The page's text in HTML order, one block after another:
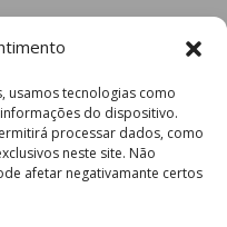
usamos tecnologias como
do dispositivo.
processar dados, como
neste site. Não
afetar negativamante certos